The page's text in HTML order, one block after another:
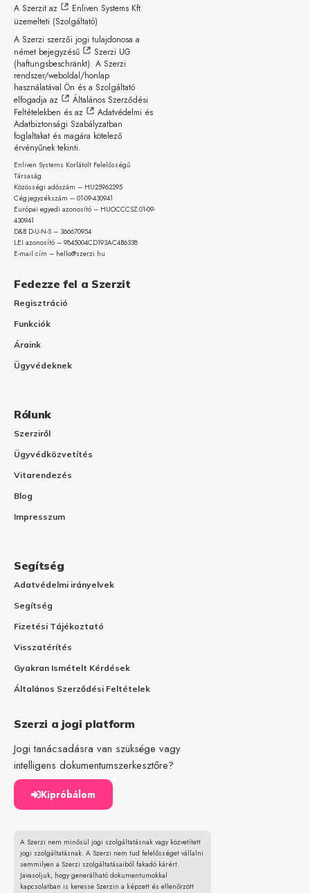
A Szerzit az
Enliven Systems Kft.
üzemelteti (Szolgáltató)
A Szerzi szerzői jogi tulajdonosa a
német bejegyzésű
Szerzi UG
(haftungsbeschränkt). A Szerzi
rendszer/weboldal/honlap
használatával Ön és a Szolgáltató
elfogadja az
Általános Szerződési
Feltételekben és az
Adatvédelmi és
Adatbiztonsági Szabályzatban
foglaltakat és magára kötelező
érvényűnek tekinti.
Enliven Systems Korlátolt Felelősségű
Társaság
Közösségi adószám – HU25962295
Cégjegyzékszám – 01-09-430941
Európai egyedi azonosító – HUOCCCSZ.01-09-
430941
D&B D-U-N-S – 366670954
LEI azonosító – 9845004CD193AC4B6338
E-mail cím – hello@szerzi.hu
Fedezze fel a Szerzit
Regisztráció
Funkciók
Áraink
Ügyvédeknek
Rólunk
Szerziről
Ügyvédközvetítés
Vitarendezés
Blog
Impresszum
Segítség
Adatvédelmi irányelvek
Segítség
Fizetési Tájékoztató
Visszatérítés
Gyakran Ismételt Kérdések
Általános Szerződési Feltételek
Szerzi a jogi platform
Jogi tanácsadásra van szüksége vagy
intelligens dokumentumszerkesztőre?
Kipróbálom
A Szerzi nem minősül jogi szolgáltatásnak vagy közvetített
jogi szolgáltatásnak. A Szerzi nem tud felelősséget vállalni
semmilyen a Szerzi szolgáltatásaiból fakadó kárért.
Javasoljuk, hogy generálható dokumentumokkal
kapcsolatban is keresse Szerzin a képzett és ellenőrzött